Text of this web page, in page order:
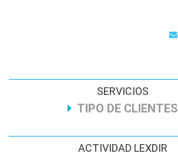
SERVICIOS
TIPO DE CLIENTES
ACTIVIDAD LEXDIR